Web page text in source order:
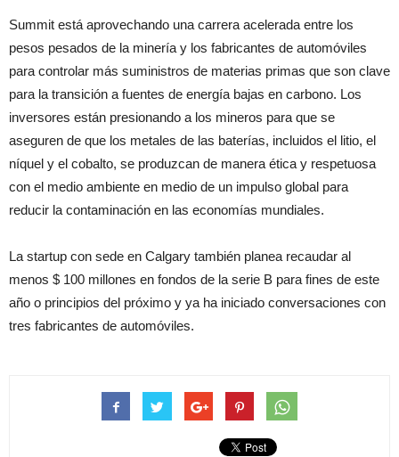
Summit está aprovechando una carrera acelerada entre los
pesos pesados ​​de la minería y los fabricantes de automóviles
para controlar más suministros de materias primas que son clave
para la transición a fuentes de energía bajas en carbono. Los
inversores están presionando a los mineros para que se
aseguren de que los metales de las baterías, incluidos el litio, el
níquel y el cobalto, se produzcan de manera ética y respetuosa
con el medio ambiente en medio de un impulso global para
reducir la contaminación en las economías mundiales.
La startup con sede en Calgary también planea recaudar al
menos $ 100 millones en fondos de la serie B para fines de este
año o principios del próximo y ya ha iniciado conversaciones con
tres fabricantes de automóviles.